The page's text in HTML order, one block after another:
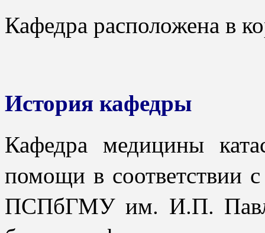
Кафедра расположена в
История кафедры
Кафедра медицины
помощи в
ПСПбГМУ им. И.П.